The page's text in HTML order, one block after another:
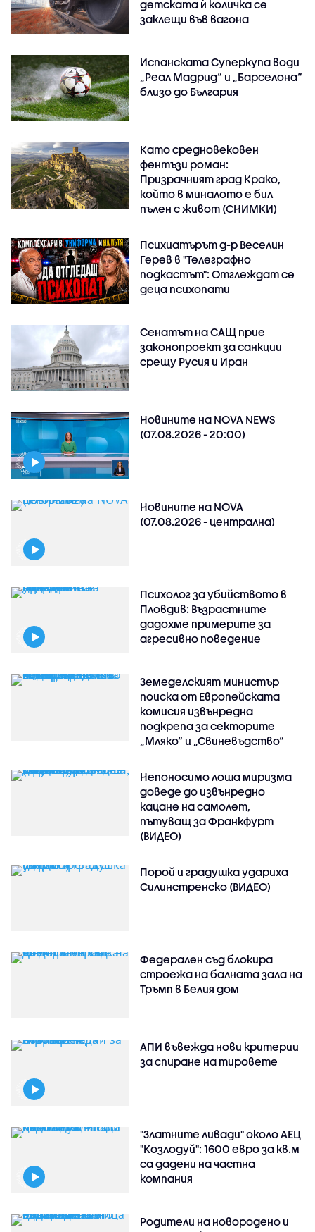
детската ѝ количка се
заклещи във вагона
Испанската Суперкупа води
„Реал Мадрид“ и „Барселона“
близо до България
Като средновековен
фентъзи роман:
Призрачният град Крако,
който в миналото е бил
пълен с живот (СНИМКИ)
Психиатърът д-р Веселин
Герев в "Телеграфно
подкастът": Отглеждат се
деца психопати
Сенатът на САЩ прие
законопроект за санкции
срещу Русия и Иран
Новините на NOVA NEWS
(07.08.2026 - 20:00)
Новините на NOVA
(07.08.2026 - централна)
Психолог за убийството в
Пловдив: Възрастните
дадохме примерите за
агресивно поведение
Земеделският министър
поиска от Европейската
комисия извънредна
подкрепа за секторите
„Мляко“ и „Свиневъдство“
Непоносимо лоша миризма
доведе до извънредно
кацане на самолет,
пътуващ за Франкфурт
(ВИДЕО)
Порой и градушка удариха
Силинстренско (ВИДЕО)
Федерален съд блокира
строежа на балната зала на
Тръмп в Белия дом
АПИ въвежда нови критерии
за спиране на тировете
"Златните ливади" около АЕЦ
"Козлодуй": 1600 евро за кв.м
са дадени на частна
компания
Родители на новородено и